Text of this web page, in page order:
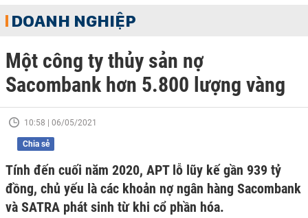
DOANH NGHIỆP
Một công ty thủy sản nợ
Sacombank hơn 5.800 lượng vàng
10:58 | 06/05/2021
Chia sẻ
Tính đến cuối năm 2020, APT lỗ lũy kế gần 939 tỷ
đồng, chủ yếu là các khoản nợ ngân hàng Sacombank
và SATRA phát sinh từ khi cổ phần hóa.